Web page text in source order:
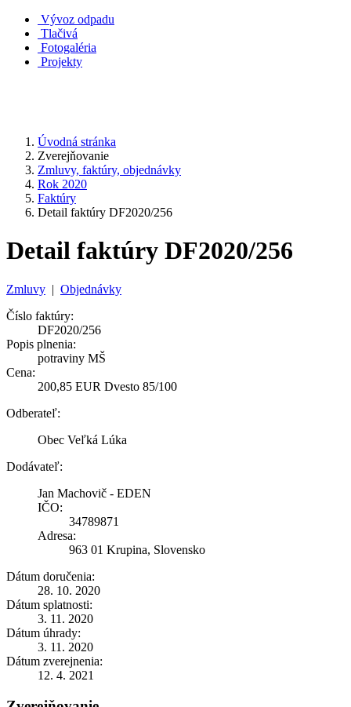
Vývoz odpadu
Tlačivá
Fotogaléria
Projekty
Úvodná stránka
Zverejňovanie
Zmluvy, faktúry, objednávky
Rok 2020
Faktúry
Detail faktúry DF2020/256
Detail faktúry DF2020/256
Zmluvy | Objednávky
Číslo faktúry:
DF2020/256
Popis plnenia:
potraviny MŠ
Cena:
200,85 EUR Dvesto 85/100
Odberateľ:
Obec Veľká Lúka
Dodávateľ:
Jan Machovič - EDEN
IČO:
34789871
Adresa:
963 01 Krupina, Slovensko
Dátum doručenia:
28. 10. 2020
Dátum splatnosti:
3. 11. 2020
Dátum úhrady:
3. 11. 2020
Dátum zverejnenia:
12. 4. 2021